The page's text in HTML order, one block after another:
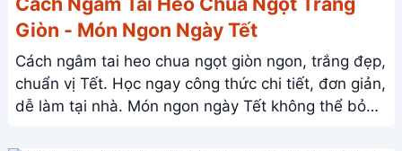
Giòn - Món Ngon Ngày Tết
Cách ngâm tai heo chua ngọt giòn ngon, trắng đẹp,
chuẩn vị Tết. Học ngay công thức chi tiết, đơn giản,
dễ làm tại nhà. Món ngon ngày Tết không thể bỏ